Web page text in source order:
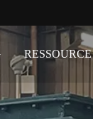
RESSOURCE